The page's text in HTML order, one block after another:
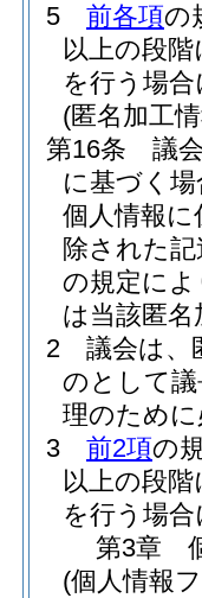
5
前各項の
以上の段
を行う場
(匿名加工
第16条
議
に基づく
個人情報
除された
の規定に
は当該匿
2
議会は、
のとして
理のため
3
前2項の
以上の段
を行う場
第3章
(個人情報